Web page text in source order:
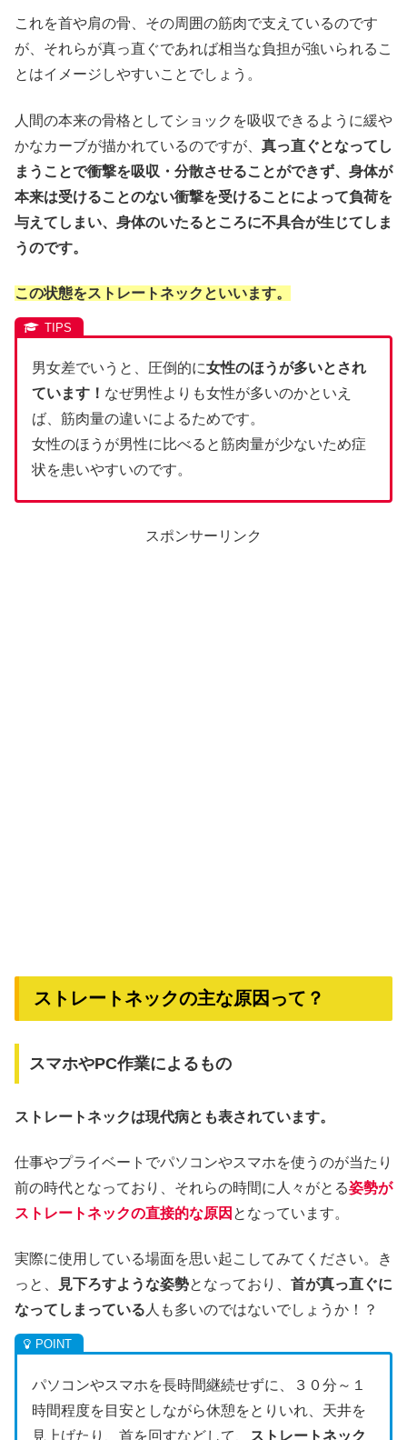
これを首や肩の骨、その周囲の筋肉で支えているのです
が、それらが真っ直ぐであれば相当な負担が強いられるこ
とはイメージしやすいことでしょう。
人間の本来の骨格としてショックを吸収できるように緩や
かなカーブが描かれているのですが、 真っ直ぐとなってし
まうことで衝撃を吸収・分散させることができず、身体が
本来は受けることのない衝撃を受けることによって負荷を
与えてしまい、身体のいたるところに不具合が生じてしま
うのです。
この状態をストレートネックといいます。
男女差でいうと、圧倒的に女性のほうが多いとされ
ています！ なぜ男性よりも女性が多いのかといえ
ば、筋肉量の違いによるためです。
女性のほうが男性に比べると筋肉量が少ないため症
状を患いやすいのです。
スポンサーリンク
ストレートネックの主な原因って？
スマホやPC作業によるもの
ストレートネックは現代病とも表されています。
仕事やプライベートでパソコンやスマホを使うのが当たり
前の時代となっており、それらの時間に人々がとる姿勢が
ストレートネックの直接的な原因 となっています。
実際に使用している場面を思い起こしてみてください。き
っと、
見下ろすような姿勢となっており、 首が真っ直ぐに
なってしまっている 人も多いのではないでしょうか！？
パソコンやスマホを長時間継続せずに、３０分～１
時間程度を目安としながら休憩をとりいれ、天井を
見上げたり、首を回すなどして、
ストレートネック